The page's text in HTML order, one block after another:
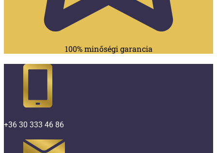
100% minőségi garancia
+36 30 333 46 86